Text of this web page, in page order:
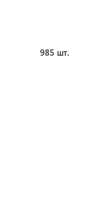
985 шт.